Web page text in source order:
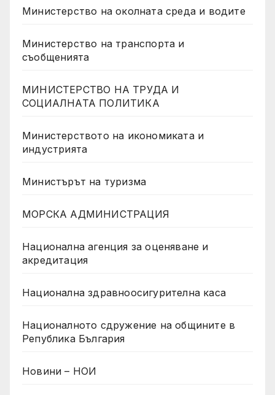
Министерство на околната среда и водите
Министерство на транспорта и
съобщенията
МИНИСТЕРСТВО НА ТРУДА И
СОЦИАЛНАТА ПОЛИТИКА
Министерството на икономиката и
индустрията
Министърът на туризма
МОРСКА АДМИНИСТРАЦИЯ
Национална агенция за оценяване и
акредитация
Национална здравноосигурителна каса
Националното сдружение на общините в
Република България
Новини – НОИ